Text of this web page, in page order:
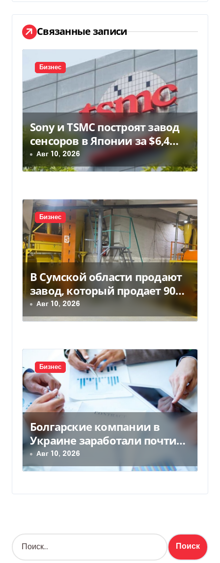
г
а
ц
и
я
п
о
з
а
и
с
я
м
Связанные записи
Бизнес
Sony и TSMC построят завод
сенсоров в Японии за $6,4
млрд
Авг 10, 2026
Бизнес
В Сумской области продают
завод, который продает 90%
товаров за границу
Авг 10, 2026
Бизнес
Болгарские компании в
Украине заработали почти
25 млрд грн в год: кто в
лидерах
Авг 10, 2026
Н
а